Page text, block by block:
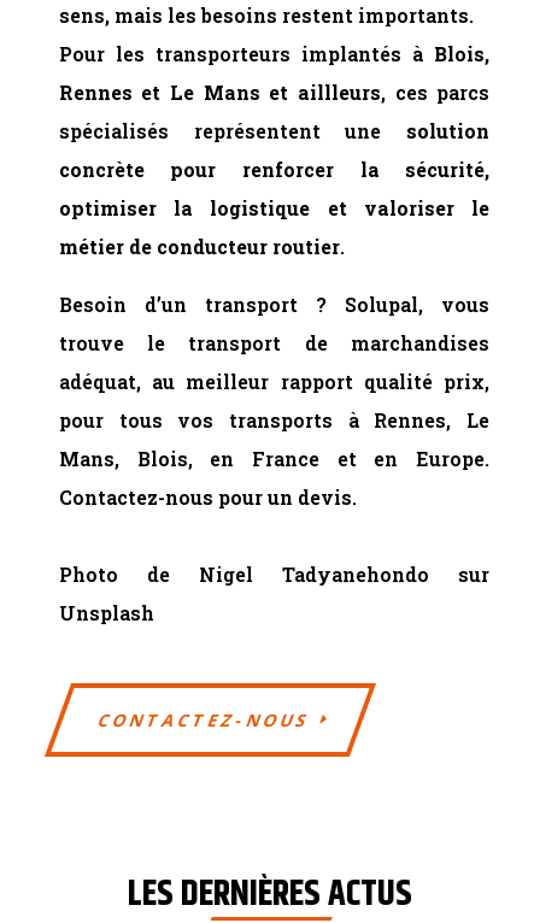
sens, mais les besoins restent importants.
Pour les transporteurs implantés à Blois,
Rennes et Le Mans et aillleurs, ces parcs
spécialisés représentent une solution
concrète pour renforcer la sécurité,
optimiser la logistique et valoriser le
métier de conducteur routier.
Besoin d’un transport ? Solupal, vous
trouve le transport de marchandises
adéquat, au meilleur rapport qualité prix,
pour tous vos transports à Rennes, Le
Mans, Blois, en France et en Europe.
Contactez-nous pour un devis.
Photo de Nigel Tadyanehondo sur
Unsplash
CONTACTEZ-NOUS
LES DERNIÈRES ACTUS